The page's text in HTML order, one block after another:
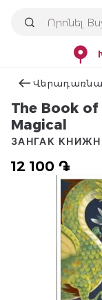
The Book
Magical
12 100 ֏
ЗАНГАК